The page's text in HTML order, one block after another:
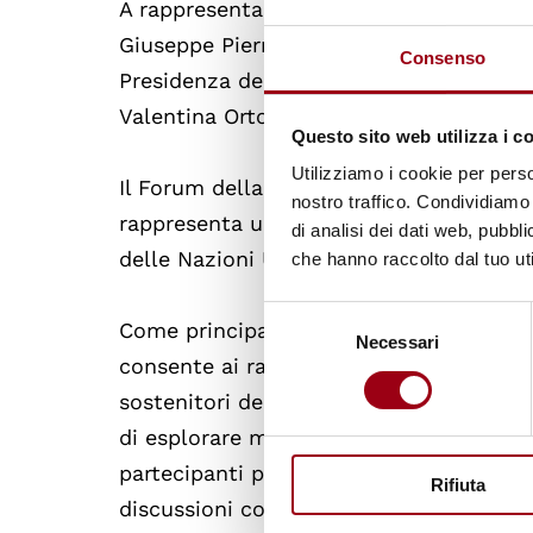
Consenso
Questo sito web utilizza i
Utilizziamo i cookie per
nostro traffico.
di analisi dei dati web,
che hanno raccolto dal tuo
del
consenso
Necessari
Rifiuta
A rappresentare l'Italia, su indicazione
Giuseppe Pierro, Capo Dipartimento
Presidenza del Consiglio dei Ministri,
Valentina Ortolani e da Edoardo Italia
Il Forum della Gioventù dell'ECOSOC
rappresenta una piattaforma chiave
delle Nazioni Unite attraverso le loro
Come principale piattaforma per i
consente ai rappresentanti di
sostenitori dei giovani e ad altri
di esplorare modi e mezzi per
partecipanti prendono parte a
discussioni con gli Stati Membri sui